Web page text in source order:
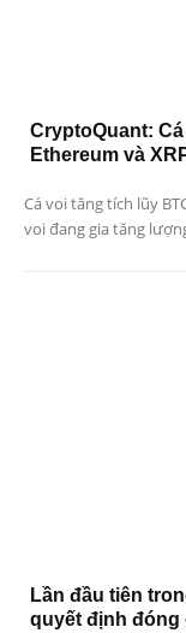
CryptoQuant:
Ethereum và
Cá voi tăng tích lũy
voi đang gia tăng
Lần đầu tiên
quyết định đóng